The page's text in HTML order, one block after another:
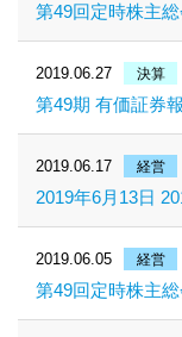
第49回定時株主
2019.06.27 決算
第49期 有価証券
2019.06.17 経営
2019年6月13日
2019.06.05 経営
第49回定時株主